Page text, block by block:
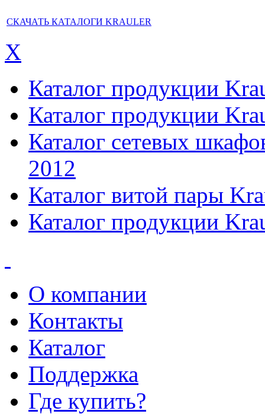
СКАЧАТЬ КАТАЛОГИ KRAULER
X
Каталог продукции
Каталог продукции
Каталог сетевых
2012
Каталог витой пары
Каталог продукции
О компании
Контакты
Каталог
Поддержка
Где купить?